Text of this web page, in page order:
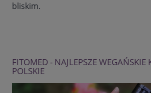
bliskim.
FITOMED - NAJLEPSZE WEGAŃSKIE
POLSKIE